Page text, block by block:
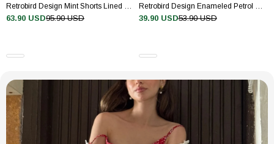
Retrobird Design Mint Shorts Lined Chiffon Trousers
95.90 USD
63.90 USD
Retrobird Design Enameled Petrol Colored Brass Retro Model Earrings
53.90 USD
39.90 USD